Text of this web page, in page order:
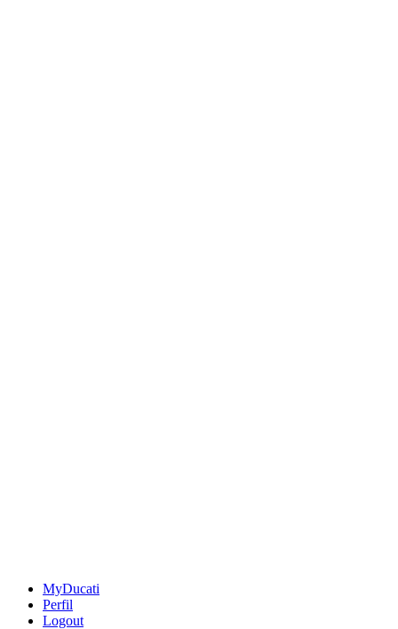
MyDucati
Perfil
Logout